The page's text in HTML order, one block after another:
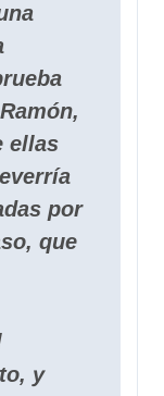
ellas
por
que
y